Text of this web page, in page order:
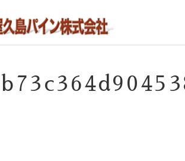
島パイン株式会社
ト